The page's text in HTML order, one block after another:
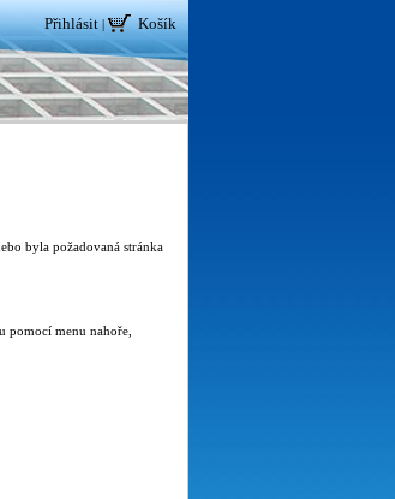
Přihlásit| Košík
byla požadovaná stránka
pomocí menu nahoře,